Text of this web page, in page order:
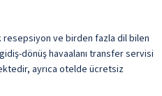
resepsiyon ve birden fazla dil bilen
dönüş havaalanı transfer servisi
ayrıca otelde ücretsiz